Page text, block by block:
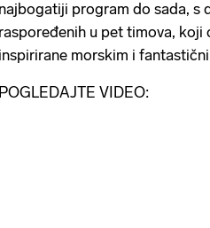
najbogatiji program do sada, s
raspoređenih u pet timova,
inspirirane morskim i
POGLEDAJTE VIDEO: